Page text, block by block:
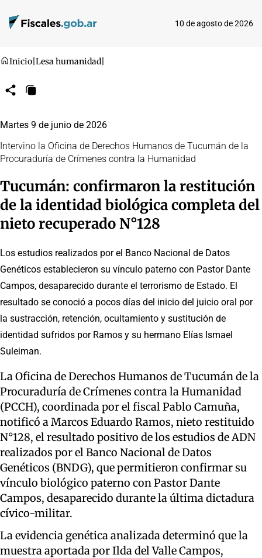
10 de agosto de 2026
Inicio Lesa humanidad
CompartirCopiar
Martes 9 de junio de 2026
Intervino la Oficina de Derechos Humanos de Tucumán de la
Procuraduría de Crímenes contra la Humanidad
Tucumán: confirmaron la restitución
de la identidad biológica completa del
nieto recuperado N°128
Los estudios realizados por el Banco Nacional de Datos
Genéticos establecieron su vínculo paterno con Pastor Dante
Campos, desaparecido durante el terrorismo de Estado. El
resultado se conoció a pocos días del inicio del juicio oral por
la sustracción, retención, ocultamiento y sustitución de
identidad sufridos por Ramos y su hermano Elías Ismael
Suleiman.
La Oficina de Derechos Humanos de Tucumán de la
Procuraduría de Crímenes contra la Humanidad
(PCCH), coordinada por el fiscal Pablo Camuña,
notificó a Marcos Eduardo Ramos, nieto restituido
N°128, el resultado positivo de los estudios de ADN
realizados por el Banco Nacional de Datos
Genéticos (BNDG), que permitieron confirmar su
vínculo biológico paterno con Pastor Dante
Campos, desaparecido durante la última dictadura
cívico-militar.
La evidencia genética analizada determinó que la
muestra aportada por Ilda del Valle Campos,